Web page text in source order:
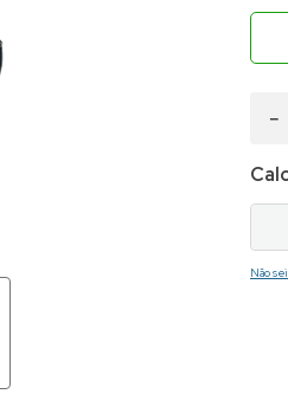
－
Não